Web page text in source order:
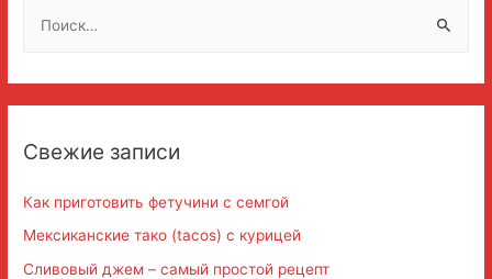
:Свежие записи
Как приготовить фетучини с семгой
Мексиканские тако (tacos) с курицей
Сливовый джем – самый простой рецепт